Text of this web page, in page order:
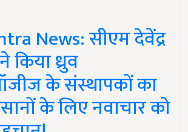
News: सीएम देवेंद्र
ध्रुव
के संस्थापकों का
के लिए नवाचार को